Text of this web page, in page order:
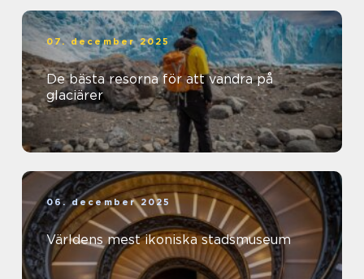
07. december 2025
De bästa resorna för att vandra på
glaciärer
06. december 2025
Världens mest ikoniska stadsmuseum